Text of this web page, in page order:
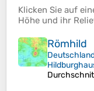
Klicken Sie auf
Höhe und ihr
Römhild